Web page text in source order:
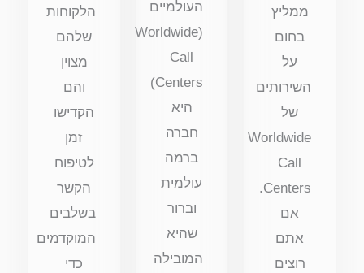
ממליץ
בחום
על
השירותים
של
Worldwide
Call
Centers.
אם
אתם
רוצים
העולמיים
(Worldwide
Call
Centers)
היא
חברה
ברמה
עולמית
וברור
שהיא
המובילה
הלקוחות
שלהם
מצוין
והם
הקדישו
זמן
לטיפוח
הקשר
בשלבים
המוקדמים
כדי